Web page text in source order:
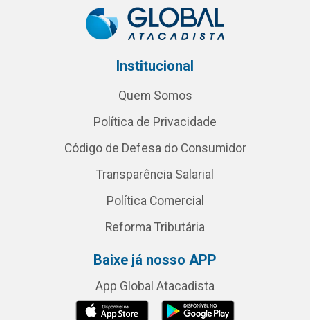
Institucional
Quem Somos
Política de Privacidade
Código de Defesa do Consumidor
Transparência Salarial
Política Comercial
Reforma Tributária
Baixe já nosso APP
App Global Atacadista